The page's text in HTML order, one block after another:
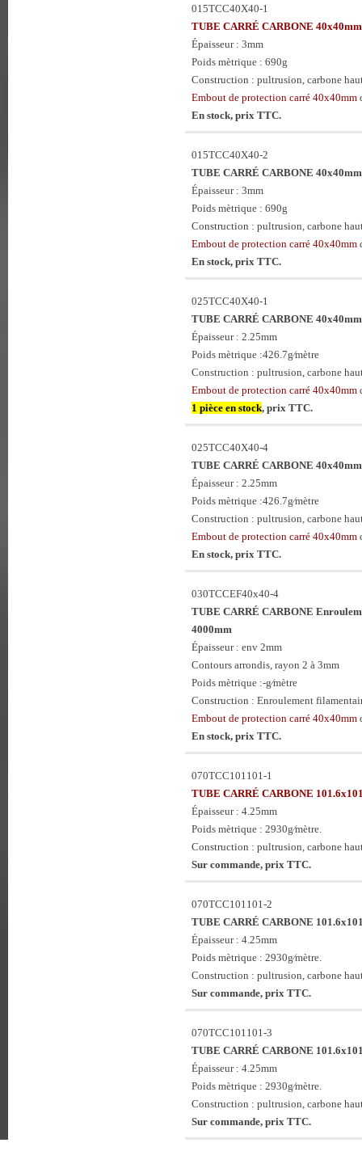
015TCC40X40-1
TUBE CARRÉ CARBONE
Épaisseur : 3mm
Poids mètrique : 690g
Construction : pultrusion, carbone
Embout de protection carré 40x40mm
En stock, prix TTC.
015TCC40X40-2
TUBE CARRÉ CARBONE
Épaisseur : 3mm
Poids mètrique : 690g
Construction : pultrusion, carbone
Embout de protection carré 40x40mm
En stock, prix TTC.
025TCC40X40-1
TUBE CARRÉ CARBONE
Épaisseur : 2.25mm
Poids mètrique :426.7g⁄mètre
Construction : pultrusion, carbone
Embout de protection carré 40x40mm
1 pièce en stock, prix TTC.
025TCC40X40-4
TUBE CARRÉ CARBONE
Épaisseur : 2.25mm
Poids mètrique :426.7g⁄mètre
Construction : pultrusion, carbone
Embout de protection carré 40x40mm
En stock, prix TTC.
030TCCEF40x40-4
TUBE CARRÉ CARBONE
4000mm
Épaisseur : env 2mm
Contours arrondis, rayon 2 à 3mm
Poids mètrique :-g⁄mètre
Construction : Enroulement
Embout de protection carré 40x40mm
En stock, prix TTC.
070TCC101101-1
TUBE CARRÉ CARBONE
Épaisseur : 4.25mm
Poids mètrique : 2930g⁄mètre.
Construction : pultrusion, carbone
Sur commande, prix TTC.
070TCC101101-2
TUBE CARRÉ CARBONE
Épaisseur : 4.25mm
Poids mètrique : 2930g⁄mètre.
Construction : pultrusion, carbone
Sur commande, prix TTC.
070TCC101101-3
TUBE CARRÉ CARBONE
Épaisseur : 4.25mm
Poids mètrique : 2930g⁄mètre.
Construction : pultrusion, carbone
Sur commande, prix TTC.